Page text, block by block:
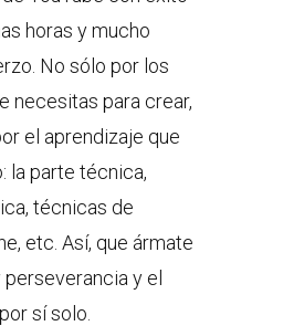
horas y mucho
No sólo por los
necesitas para crear,
el aprendizaje que
la parte técnica,
técnicas de
etc. Así, que ármate
y el
sí solo.